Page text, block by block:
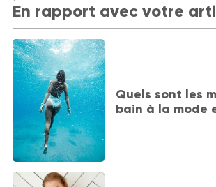
En rapport avec votre
Quels sont les
bain à la mode